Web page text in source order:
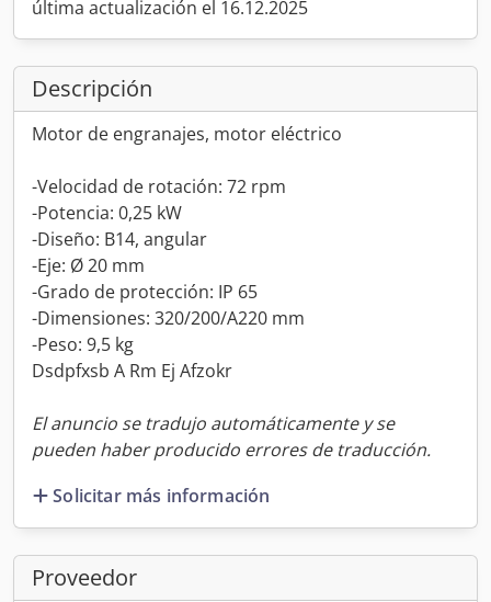
última actualización el 16.12.2025
Descripción
Motor de engranajes, motor eléctrico
-Velocidad de rotación: 72 rpm
-Potencia: 0,25 kW
-Diseño: B14, angular
-Eje: Ø 20 mm
-Grado de protección: IP 65
-Dimensiones: 320/200/A220 mm
-Peso: 9,5 kg
Dsdpfxsb A Rm Ej Afzokr
El anuncio se tradujo automáticamente y se
pueden haber producido errores de traducción.
Solicitar más información
Proveedor